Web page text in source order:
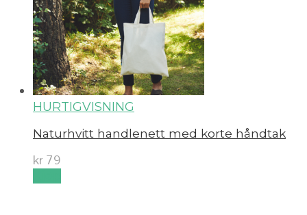
HURTIGVISNING
Naturhvitt handlenett med korte håndtak
kr 79